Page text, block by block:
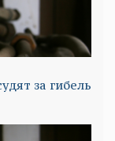
за гибель